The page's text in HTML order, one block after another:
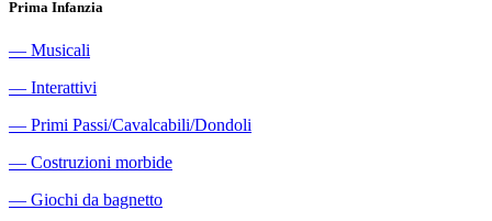
Prima Infanzia
― Musicali
― Interattivi
― Primi Passi/Cavalcabili/Dondoli
― Costruzioni morbide
― Giochi da bagnetto